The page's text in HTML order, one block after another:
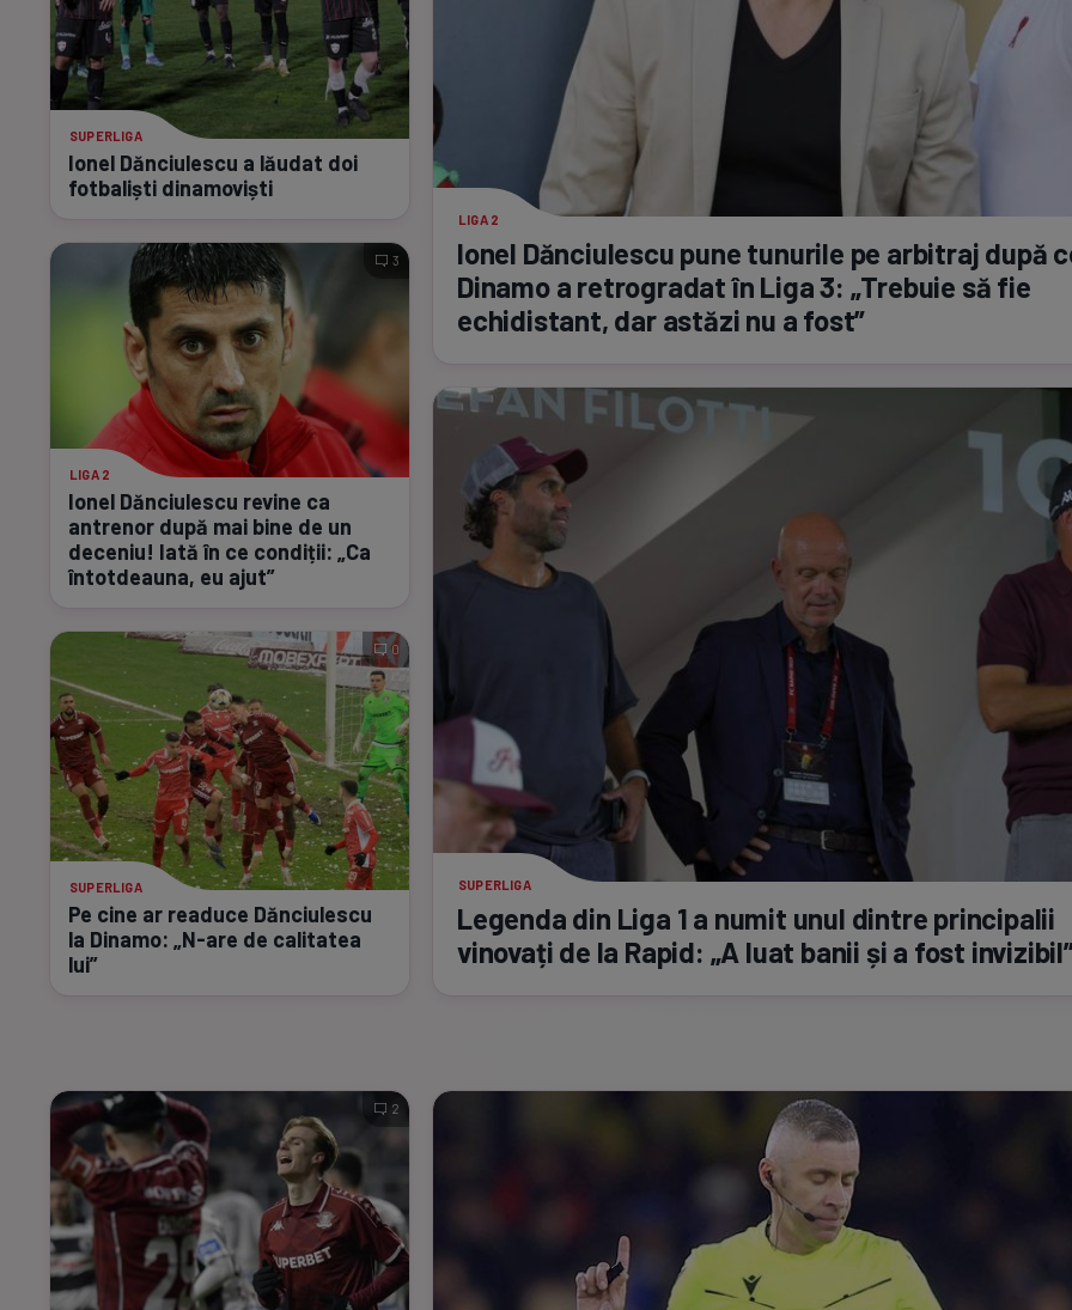
SUPERLIGA
Ionel Dănciulescu a lăudat doi
fotbaliști dinamoviști
LIGA 2
Ionel Dănciulescu revine ca
antrenor după mai bine de un
deceniu! Iată în ce condiții: „Ca
întotdeauna, eu ajut”
3
SUPERLIGA
Pe cine ar readuce Dănciulescu
la Dinamo: „N-are de calitatea
lui”
0
LIGA 2
Ionel Dănciulescu pune tunurile pe arbitraj după
Dinamo a retrogradat în Liga 3: „Trebuie să fie
echidistant, dar astăzi nu a fost”
SUPERLIGA
Legenda din Liga 1 a numit unul dintre principalii
vinovați de la Rapid: „A luat banii și a fost
2